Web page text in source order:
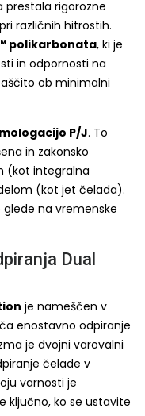
prestala rigorozne
različnih hitrostih.
polikarbonata, ki je
in odpornosti na
ob minimalni
P/J. To
in zakonsko
(kot integralna
(kot jet čelada).
na vremenske
Dual
je nameščen v
enostavno odpiranje
je dvojni varovalni
čelade v
varnosti je
ključno, ko se ustavite